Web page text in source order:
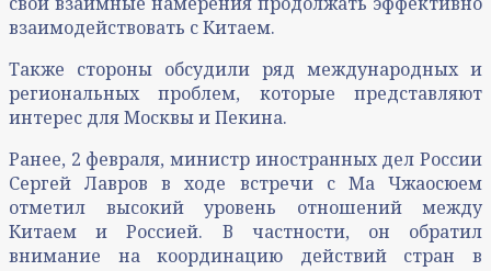
взаимодействовать с Китаем.
Также стороны обсудили ряд международных и
региональных проблем, которые представляют
интерес для Москвы и Пекина.
Ранее, 2 февраля, министр иностранных дел России
Сергей Лавров в ходе встречи с Ма Чжаосюем
отметил высокий уровень отношений между
Китаем и Россией. В частности, он обратил
внимание на координацию действий стран в